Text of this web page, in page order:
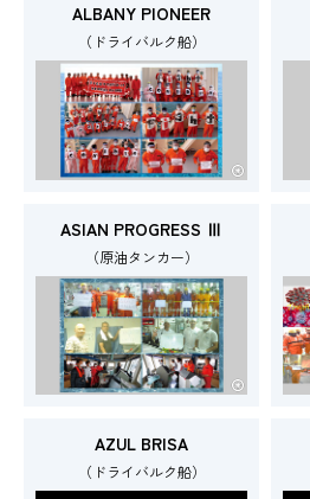
ALBANY PIONEER
（ドライバルク船）
ASIAN PROGRESS Ⅲ
（原油タンカー）
AZUL BRISA
（ドライバルク船）